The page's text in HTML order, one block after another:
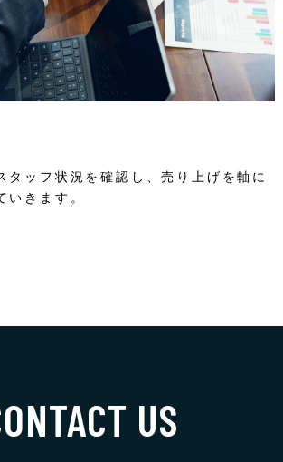
タッフ状況を確認し、売り上げを軸に
いきます。
US